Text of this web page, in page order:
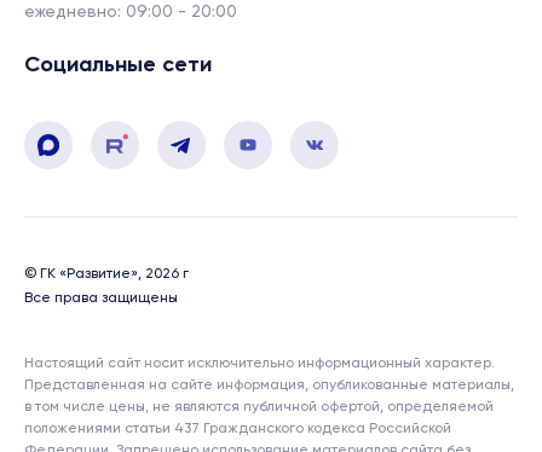
ежедневно: 09:00 - 20:00
Социальные сети
© ГК «Развитие», 2026 г
Все права защищены
Настоящий сайт носит исключительно информационный характер.
Представленная на сайте информация, опубликованные материалы,
в том числе цены, не являются публичной офертой, определяемой
положениями статьи 437 Гражданского кодекса Российской